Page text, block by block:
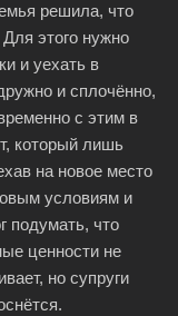
решила, что
этого нужно
и уехать в
и сплочённо,
с этим в
который лишь
на новое место
условиям и
подумать, что
ценности не
но супруги